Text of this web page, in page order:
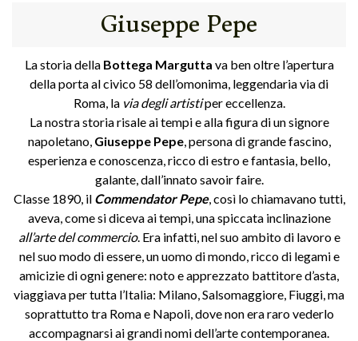
Giuseppe Pepe
La storia della Bottega Margutta va ben oltre l’apertura
della porta al civico 58 dell’omonima, leggendaria via di
Roma, la via degli artistiper eccellenza.
La nostra storia risale ai tempi e alla figura di un signore
napoletano, Giuseppe Pepe, persona di grande fascino,
esperienza e conoscenza, ricco di estro e fantasia, bello,
galante, dall’innato savoir faire.
Classe 1890, il Commendator Pepe, così lo chiamavano tutti,
aveva, come si diceva ai tempi, una spiccata inclinazione
all’arte del commercio. Era infatti, nel suo ambito di lavoro e
nel suo modo di essere, un uomo di mondo, ricco di legami e
amicizie di ogni genere: noto e apprezzato battitore d’asta,
viaggiava per tutta l’Italia: Milano, Salsomaggiore, Fiuggi, ma
soprattutto tra Roma e Napoli, dove non era raro vederlo
accompagnarsi ai grandi nomi dell’arte contemporanea.